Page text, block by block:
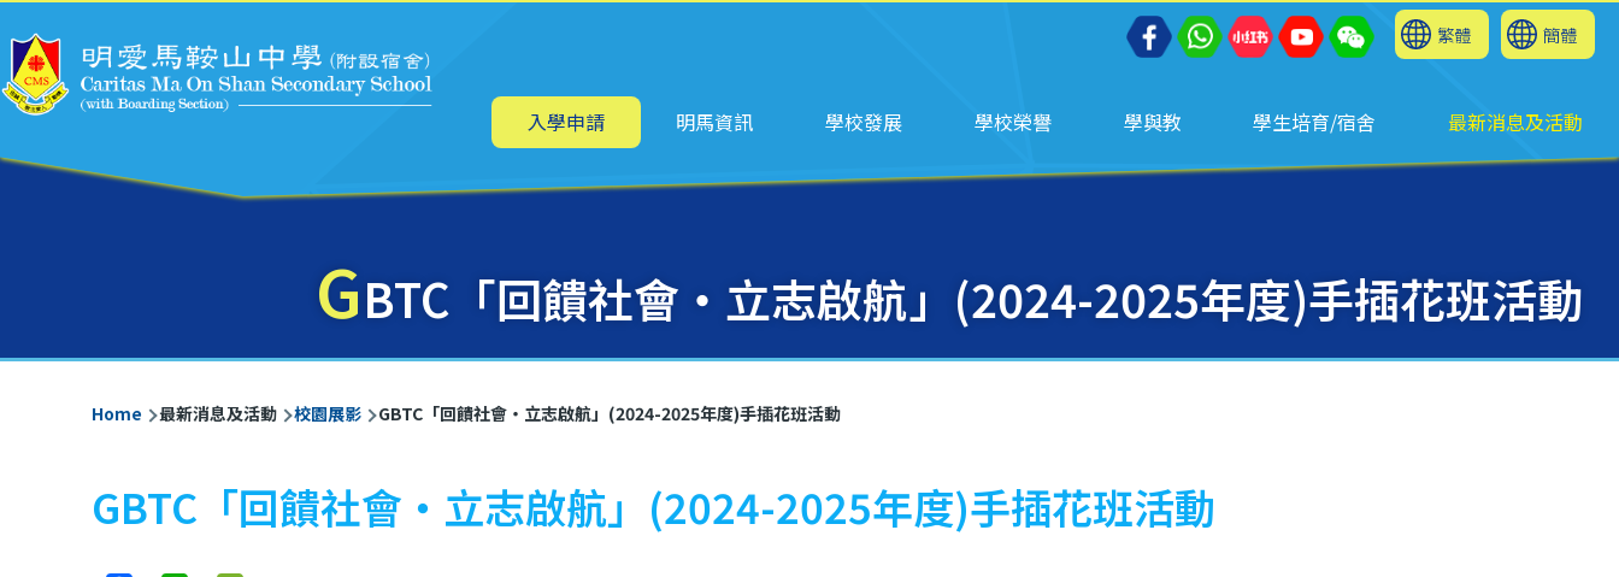
繁體 簡體
Main
入學申請 明馬資訊 學校發展 學校榮譽 學與教 學生培育/宿舍 最新消息及活動
GBTC「回饋社會‧立志啟航」(2024-2025年度)手插花班活動
Breadcrumb
Home 最新消息及活動 校園展影 GBTC「回饋社會‧立志啟航」(2024-2025年度)手插花班活動
GBTC「回饋社會‧立志啟航」(2024-2025年度)手插花班活動